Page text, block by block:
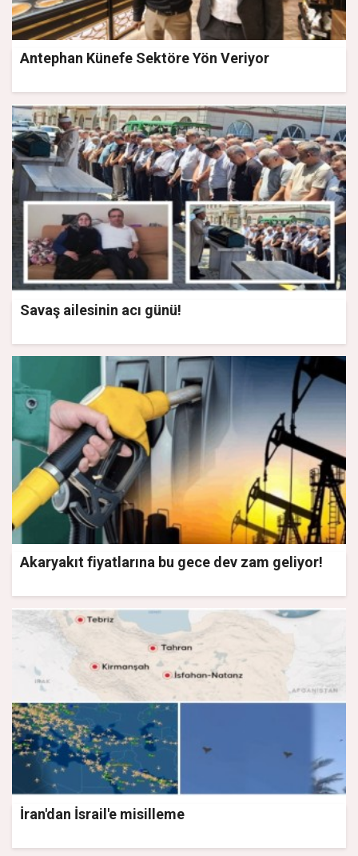
Antephan Künefe Sektöre Yön Veriyor
Savaş ailesinin acı günü!
Akaryakıt fiyatlarına bu gece dev zam geliyor!
İran'dan İsrail'e misilleme